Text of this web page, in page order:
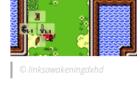
© linksawakeningdxhd